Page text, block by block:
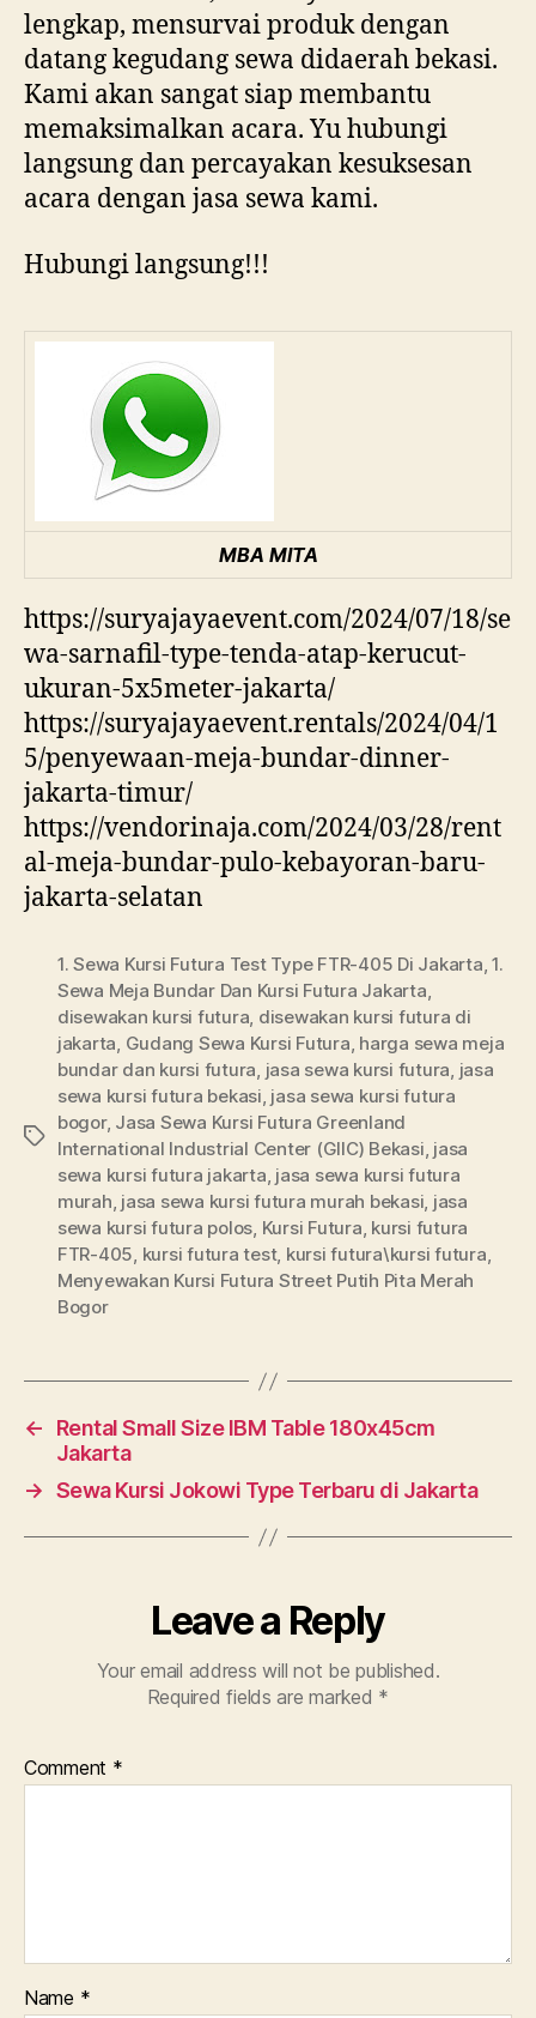
lengkap, mensurvai produk dengan
datang kegudang sewa didaerah bekasi.
Kami akan sangat siap membantu
memaksimalkan acara. Yu hubungi
langsung dan percayakan kesuksesan
acara dengan jasa sewa kami.
Hubungi langsung!!!
MBA MITA
https://suryajayaevent.com/2024/07/18/se
wa-sarnafil-type-tenda-atap-kerucut-
ukuran-5x5meter-jakarta/
https://suryajayaevent.rentals/2024/04/1
5/penyewaan-meja-bundar-dinner-
jakarta-timur/
https://vendorinaja.com/2024/03/28/rent
al-meja-bundar-pulo-kebayoran-baru-
jakarta-selatan
Tags
1. Sewa Kursi Futura Test Type FTR-405 Di Jakarta,1.
Sewa Meja Bundar Dan Kursi Futura Jakarta,
disewakan kursi futura, disewakan kursi futura di
jakarta, Gudang Sewa Kursi Futura, harga sewa meja
bundar dan kursi futura, jasa sewa kursi futura, jasa
sewa kursi futura bekasi, jasa sewa kursi futura
bogor, Jasa Sewa Kursi Futura Greenland
International Industrial Center (GIIC) Bekasi, jasa
sewa kursi futura jakarta, jasa sewa kursi futura
murah, jasa sewa kursi futura murah bekasi, jasa
sewa kursi futura polos, Kursi Futura, kursi futura
FTR-405, kursi futura test, kursi futura\kursi futura,
Menyewakan Kursi Futura Street Putih Pita Merah
Bogor
←
Rental Small Size IBM Table 180x45cm
Jakarta
→ Sewa Kursi Jokowi Type Terbaru di Jakarta
Leave a Reply
Your email address will not be published.
Required fields are marked *
Comment *
Name *